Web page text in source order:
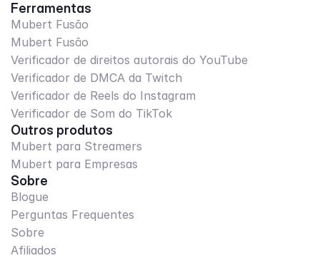
Ferramentas
Mubert Fusão
Mubert Fusão
Verificador de direitos autorais do YouTube
Verificador de DMCA da Twitch
Verificador de Reels do Instagram
Verificador de Som do TikTok
Outros produtos
Mubert para Streamers
Mubert para Empresas
Sobre
Blogue
Perguntas Frequentes
Sobre
Afiliados